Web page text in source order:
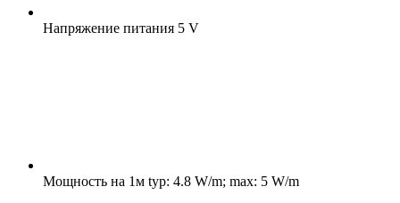
Напряжение питания 5 V
Мощность на 1м typ: 4.8 W/m; max: 5 W/m